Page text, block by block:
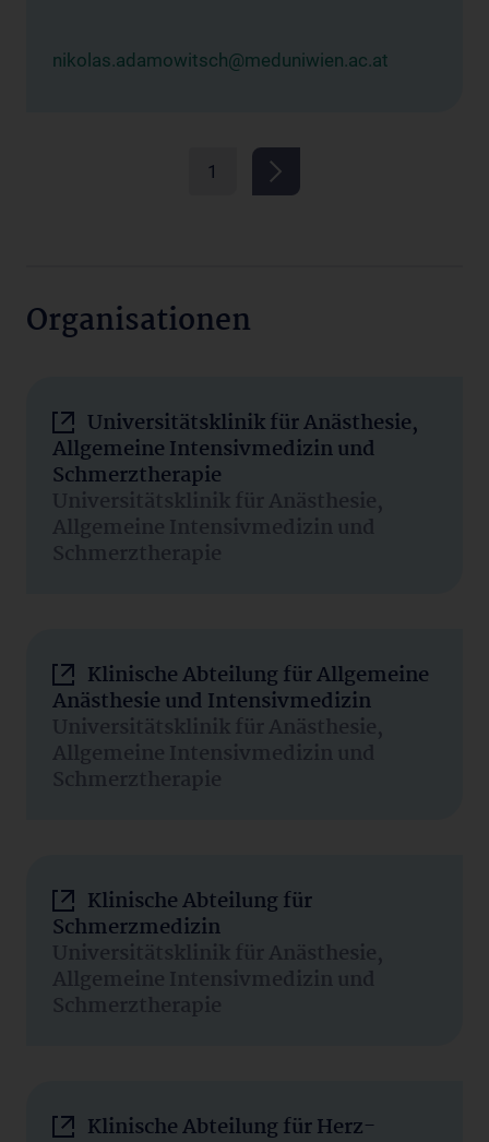
nikolas.adamowitsch@meduniwien.ac.at
1
Organisationen
Universitätsklinik für Anästhesie,
Allgemeine Intensivmedizin und
Schmerztherapie
Universitätsklinik für Anästhesie,
Allgemeine Intensivmedizin und
Schmerztherapie
Klinische Abteilung für Allgemeine
Anästhesie und Intensivmedizin
Universitätsklinik für Anästhesie,
Allgemeine Intensivmedizin und
Schmerztherapie
Klinische Abteilung für
Schmerzmedizin
Universitätsklinik für Anästhesie,
Allgemeine Intensivmedizin und
Schmerztherapie
Klinische Abteilung für Herz-